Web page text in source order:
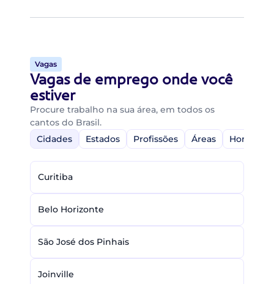
Vagas
Vagas de emprego onde você
estiver
Procure trabalho na sua área, em todos os
cantos do Brasil.
Cidades
Estados Profissões Áreas Home-
Curitiba
Belo Horizonte
São José dos Pinhais
Joinville